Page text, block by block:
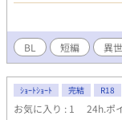
BL 短編 異
ｼｮｰﾄｼｮｰﾄ 完結 R18
お気に入り : 1 24h.ポ